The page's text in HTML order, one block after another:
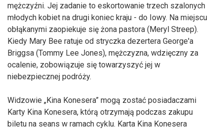
mężczyźni. Jej zadanie to eskortowanie trzech szalonych
młodych kobiet na drugi koniec kraju - do Iowy. Na miejscu
obłąkanymi zaopiekuje się żona pastora (Meryl Streep).
Kiedy Mary Bee ratuje od stryczka dezertera George'a
Briggsa (Tommy Lee Jones), mężczyzna, wdzięczny za
ocalenie, zobowiązuje się towarzyszyć jej w
niebezpiecznej podróży.
Widzowie „Kina Konesera” mogą zostać posiadaczami
Karty Kina Konesera, którą otrzymają podczas zakupu
biletu na seans w ramach cyklu. Karta Kina Konesera